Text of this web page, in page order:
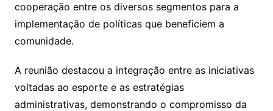
cooperação entre os diversos segmentos para a
implementação de políticas que beneficiem a
comunidade.
A reunião destacou a integração entre as iniciativas
voltadas ao esporte e as estratégias
administrativas, demonstrando o compromisso da